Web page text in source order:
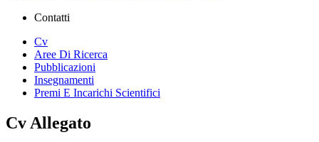
Contatti
Cv
Aree Di Ricerca
Pubblicazioni
Insegnamenti
Premi E Incarichi Scientifici
Cv Allegato